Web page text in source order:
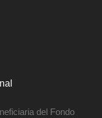
del Fondo